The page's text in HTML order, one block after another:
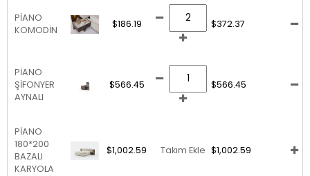
PİANO
KOMODİN
$186.19 $372.37
PİANO
ŞİFONYER
AYNALI
$566.45 $566.45
PİANO
180*200
BAZALI
KARYOLA
$1,002.59 Takım Ekle $1,002.59